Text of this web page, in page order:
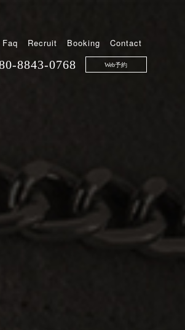
Faq Recruit Booking Contact
8843-0768 Web予約